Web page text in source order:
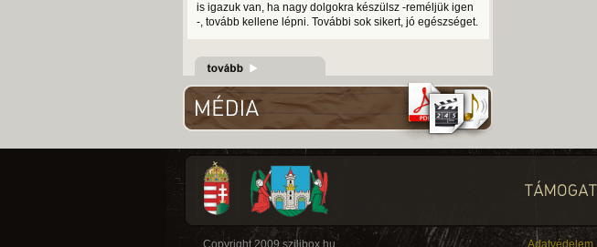
is igazuk van, ha nagy dolgokra készülsz -reméljük igen
-, tovább kellene lépni. További sok sikert, jó egészséget.
Copyright 2009 szilibox.hu Adatvédelem